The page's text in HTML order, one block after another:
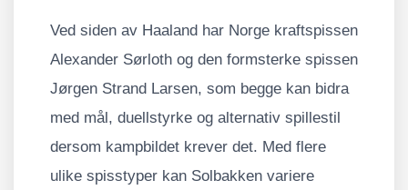
Ved siden av Haaland har Norge kraftspissen
Alexander Sørloth og den formsterke spissen
Jørgen Strand Larsen, som begge kan bidra
med mål, duellstyrke og alternativ spillestil
dersom kampbildet krever det. Med flere
ulike spisstyper kan Solbakken variere